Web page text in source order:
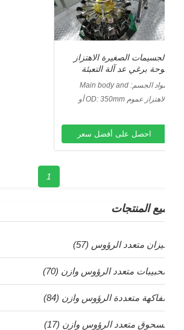
الصغيرة الاهتزاز
برغي عد آلة التعبئة
الجسم:Main body and
contact surface isالاهتزاز عموم OD: 350mm أو
احصل على أفضل سعر
المنتجات
متعدد الرؤوس (57)
متعدد الرؤوس وازن (70)
متعددة الرؤوس وازن (84)
متعدد الرؤوس وازن (17)